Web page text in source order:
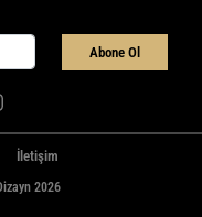
Abone Ol
İletişim
2026